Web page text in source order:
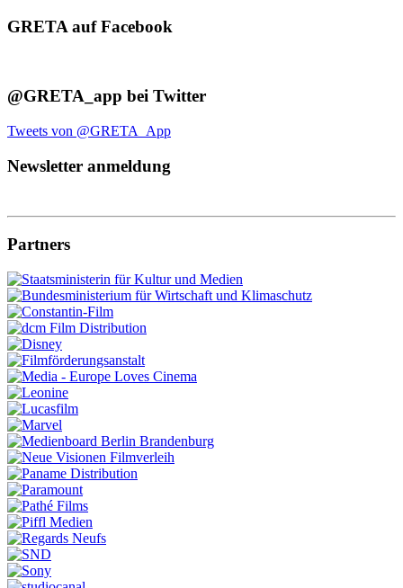
GRETA auf Facebook
@GRETA_app bei Twitter
Tweets von @GRETA_App
Newsletter anmeldung
Partners